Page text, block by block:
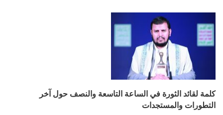
كلمة لقائد الثورة في الساعة التاسعة والنصف حول آخر
التطورات والمستجدات